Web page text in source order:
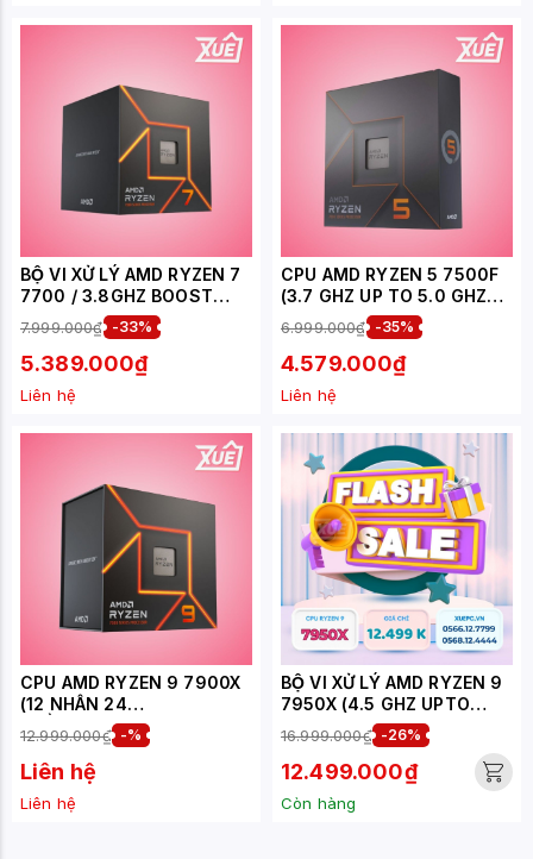
BỘ VI XỬ LÝ AMD RYZEN 7
7700 / 3.8GHZ BOOST
5.3GHZ / 8 NHÂN 16
LUỒNG / 40MB / AM5
7.999.000₫ -33%
5.389.000₫
Liên hệ
CPU AMD RYZEN 5 7500F
(3.7 GHZ UP TO 5.0 GHZ
38MB 6 CORES, 12
THREADS 65W, SOCKET
AM5)
6.999.000₫ -35%
4.579.000₫
Liên hệ
CPU AMD RYZEN 9 7900X
(12 NHÂN 24
LUỒNG/BOOST 5,6
GHZ/76 MB CACHE/TDP
170W)
12.999.000₫ -%
Liên hệ
Liên hệ
BỘ VI XỬ LÝ AMD RYZEN 9
7950X (4.5 GHZ UPTO
5.7GHZ / 81MB / 16 CORES,
32 THREADS / 170W /
SOCKET AM5)
16.999.000₫ -26%
12.499.000₫
Còn hàng